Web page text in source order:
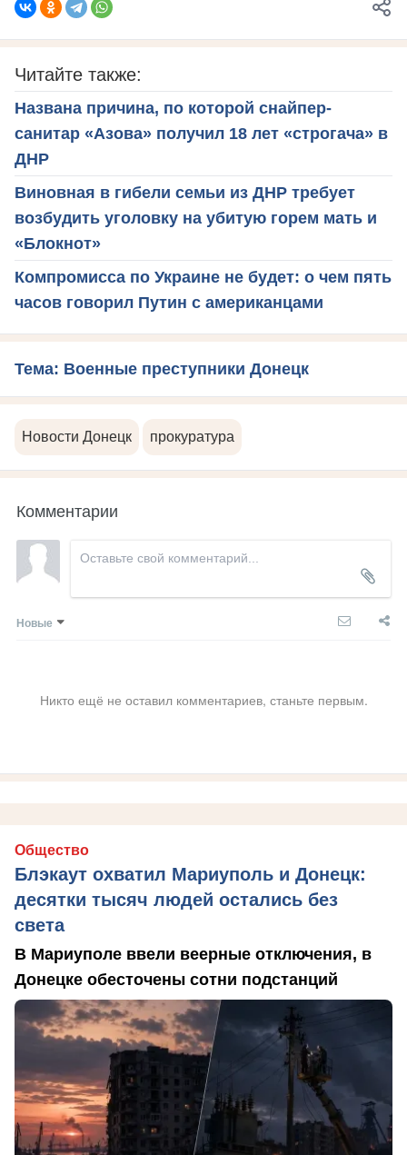
Читайте также:
Названа причина, по которой снайпер-
санитар «Азова» получил 18 лет «строгача» в
ДНР
Виновная в гибели семьи из ДНР требует
возбудить уголовку на убитую горем мать и
«Блокнот»
Компромисса по Украине не будет: о чем пять
часов говорил Путин с американцами
Тема: Военные преступники Донецк
Новости Донецк прокуратура
Комментарии
Новые
Никто ещё не оставил комментариев, станьте первым.
Общество
Блэкаут охватил Мариуполь и Донецк:
десятки тысяч людей остались без
света
В Мариуполе ввели веерные отключения, в
Донецке обесточены сотни подстанций